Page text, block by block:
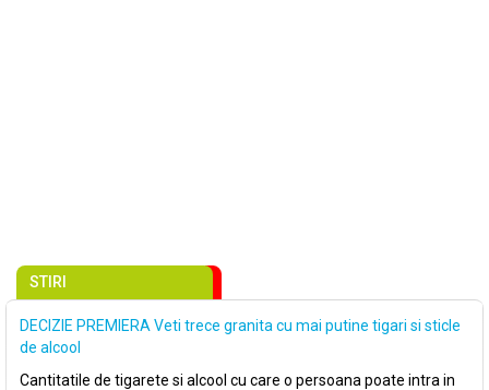
STIRI
DECIZIE PREMIERA Veti trece granita cu mai putine tigari si sticle
de alcool
Cantitatile de tigarete si alcool cu care o persoana poate intra in